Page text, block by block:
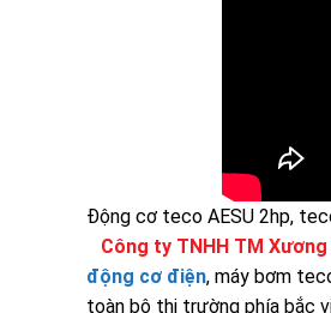
Động cơ teco AESU 2hp,
Công ty TNHH TM
động cơ điện, máy bơm
toàn bộ thị trường phía bắc